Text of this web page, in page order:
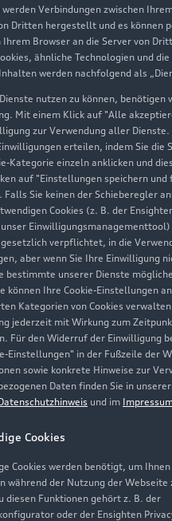
Verbindungen zwischen
Dritten hergestellt und es können
Ihrem Browser an die Server von
ähnliche Technologien und
werden nachfolgend als
nutzen zu können, benötigen
Mit einem Klick auf "Alle
zur Verwendung aller Dienste.
erteilen, indem Sie die
Kategorie einzeln anklicken und
auf "Einstellungen speichern
Falls Sie keinen der Schieberegler
Cookies (z. B. der
Einwilligungsmanagementtool)
verpflichtet, in die
aber wenn Sie Ihre Einwilligung
bestimmte unserer Dienste
können Ihre Cookie-Einstellungen
Kategorien von Cookies
jederzeit mit Wirkung zum
Für den Widerruf der Einwilligung
Einstellungen" in der Fußzeile der
sowie konkrete Hinweise zur
Daten finden Sie in unserer
und im
Cookies
Cookies werden benötigt, um
während der Nutzung der Webseite
diesen Funktionen gehört z. B. der
oder der Ensighten
9330
witte.de
,öffnet am
- Freitag 07:00 - 18:00
07:00 - 13:00
Geschlossen
und außerhalb der